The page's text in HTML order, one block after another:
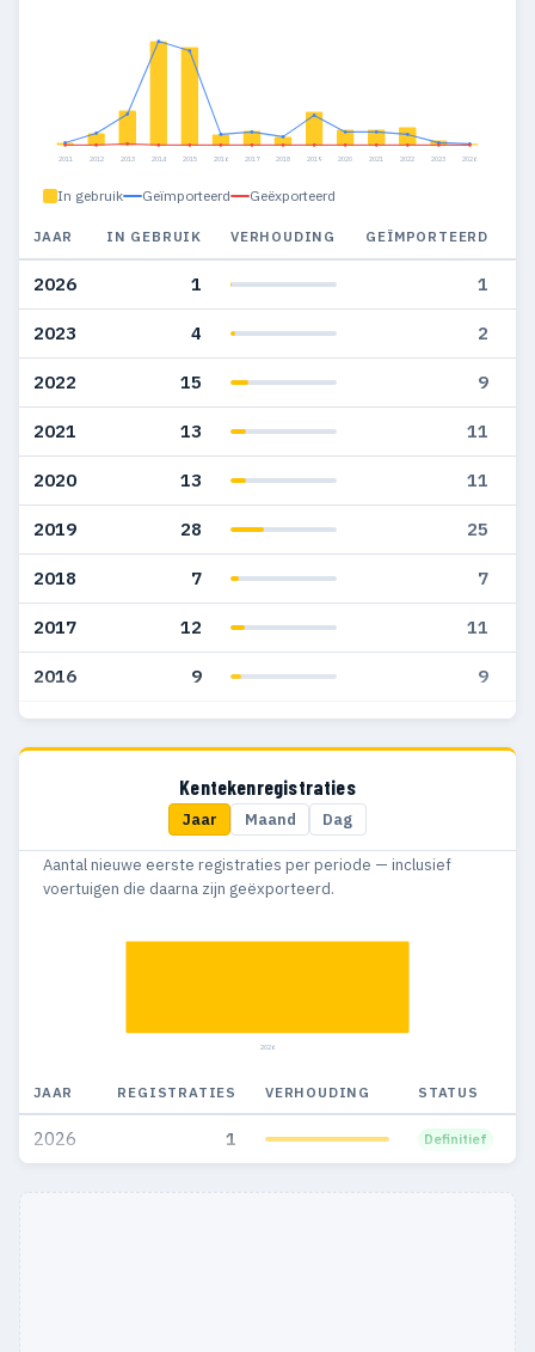
2011 2012 2013 2014 2015 2016 2017 2018 2019 2020 2021 2022 2023 2026
In gebruik Geïmporteerd Geëxporteerd
JAAR IN GEBRUIK VERHOUDING GEÏMPORTEERD
2026 1 1
2023 4 2
2022 15 9
2021 13 11
2020 13 11
2019 28 25
2018 7 7
2017 12 11
2016 9 9
2015 82 79
29
2012 10
Kentekenregistraties
Jaar Maand Dag
Aantal nieuwe eerste registraties per periode — inclusief
voertuigen die daarna zijn geëxporteerd.
2026
JAAR REGISTRATIES VERHOUDING STATUS
2026 1 Definitief